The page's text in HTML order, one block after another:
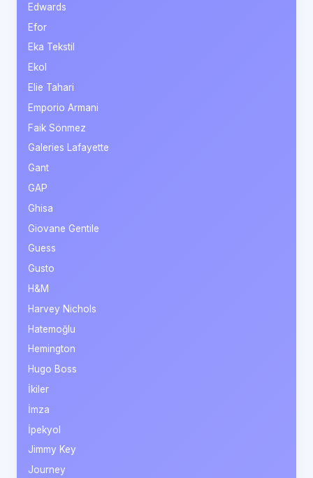
Edwards
Efor
Eka Tekstil
Ekol
Elie Tahari
Emporio Armani
Faik Sönmez
Galeries Lafayette
Gant
GAP
Ghisa
Giovane Gentile
Guess
Gusto
H&M
Harvey Nichols
Hatemoğlu
Hemington
Hugo Boss
İkiler
İmza
İpekyol
Jimmy Key
Journey